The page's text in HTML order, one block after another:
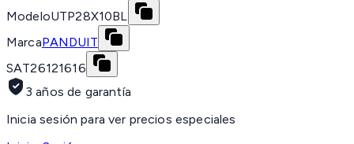
ModeloUTP28X10BL
MarcaPANDUIT
SAT26121616
3 años de garantía
Inicia sesión para ver precios especiales